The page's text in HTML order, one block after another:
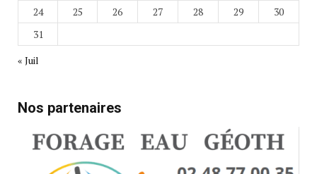
24
25 26 27 28 29
30
31
« Juil
Nos partenaires